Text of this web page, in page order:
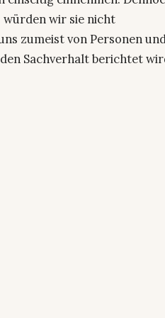
würden wir sie nicht
zumeist von Personen
Sachverhalt berichtet